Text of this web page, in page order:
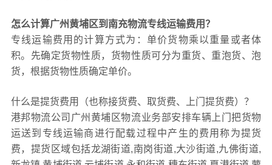
怎么计算广州黄埔区到南充物流专线运输费用？
专线运输费用的计算方式为：单价货物乘以重量或者体
积。先确定货物性质，货物性质可分为重货、重泡货、泡
货，根据货物性质确定单价。
什么是提货费用（也称接货费、取货费、上门提货费）？
港邦物流公司广州黄埔区物流业务部安排车辆上门把货物
运送到专线运输商进行配载过程中产生的费用称为提货
费，提货区域包括龙湖街道,南岗街道,大沙街道,九佛街道,